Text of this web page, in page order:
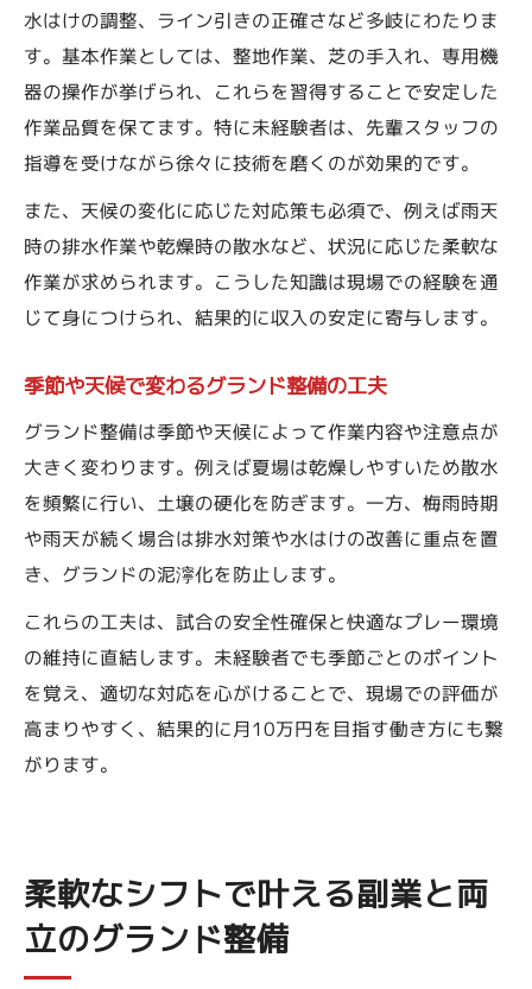
水はけの調整、ライン引きの正確さなど多岐にわたりま
す。基本作業としては、整地作業、芝の手入れ、専用機
器の操作が挙げられ、これらを習得することで安定した
作業品質を保てます。特に未経験者は、先輩スタッフの
指導を受けながら徐々に技術を磨くのが効果的です。
また、天候の変化に応じた対応策も必須で、例えば雨天
時の排水作業や乾燥時の散水など、状況に応じた柔軟な
作業が求められます。こうした知識は現場での経験を通
じて身につけられ、結果的に収入の安定に寄与します。
季節や天候で変わるグランド整備の工夫
グランド整備は季節や天候によって作業内容や注意点が
大きく変わります。例えば夏場は乾燥しやすいため散水
を頻繁に行い、土壌の硬化を防ぎます。一方、梅雨時期
や雨天が続く場合は排水対策や水はけの改善に重点を置
き、グランドの泥濘化を防止します。
これらの工夫は、試合の安全性確保と快適なプレー環境
の維持に直結します。未経験者でも季節ごとのポイント
を覚え、適切な対応を心がけることで、現場での評価が
高まりやすく、結果的に月10万円を目指す働き方にも繋
がります。
柔軟なシフトで叶える副業と両
立のグランド整備